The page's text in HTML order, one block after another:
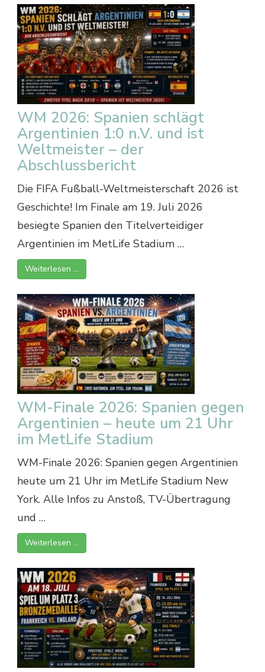
WM 2026: Spanien schlägt
Argentinien 1:0 n.V. und ist
Weltmeister – der
Abschlussbericht
Die FIFA Fußball-Weltmeisterschaft 2026 ist
Geschichte! Im Finale am 19. Juli 2026
besiegte Spanien den Titelverteidiger
Argentinien im MetLife Stadium …
Weiterlesen …
WM-Finale 2026: Spanien gegen
Argentinien – heute um 21 Uhr
im MetLife Stadium
WM-Finale 2026: Spanien gegen Argentinien
heute um 21 Uhr im MetLife Stadium New
York. Alle Infos zu Anstoß, TV-Übertragung
und …
Weiterlesen …